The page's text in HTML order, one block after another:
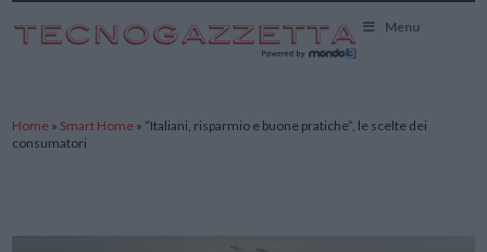
Menu
Home » Smart Home » “Italiani, risparmio e buone pratiche”, le scelte dei
consumatori